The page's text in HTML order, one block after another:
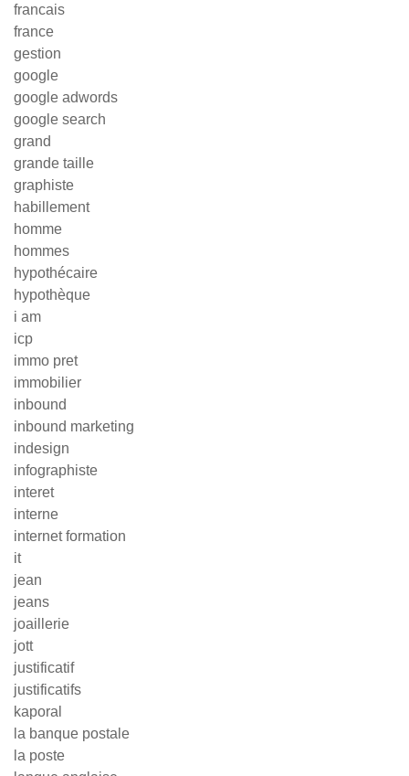
francais
france
gestion
google
google adwords
google search
grand
grande taille
graphiste
habillement
homme
hommes
hypothécaire
hypothèque
i am
icp
immo pret
immobilier
inbound
inbound marketing
indesign
infographiste
interet
interne
internet formation
it
jean
jeans
joaillerie
jott
justificatif
justificatifs
kaporal
la banque postale
la poste